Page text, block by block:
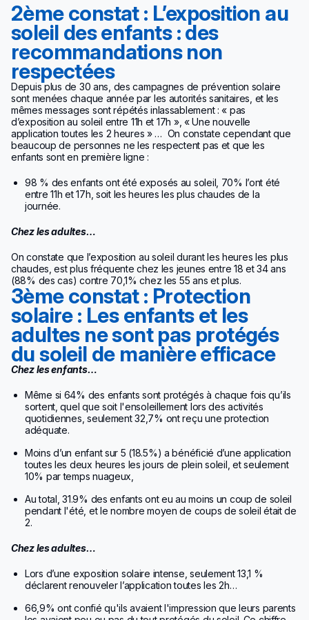
2ème constat : L’exposition au
soleil des enfants : des
recommandations non
respectées
Depuis plus de 30 ans, des campagnes de prévention solaire
sont menées chaque année par les autorités sanitaires, et les
mêmes messages sont répétés inlassablement : « pas
d’exposition au soleil entre 11h et 17h », « Une nouvelle
application toutes les 2 heures » … On constate cependant que
beaucoup de personnes ne les respectent pas et que les
enfants sont en première ligne :
98 % des enfants ont été exposés au soleil, 70% l’ont été
entre 11h et 17h, soit les heures les plus chaudes de la
journée.
Chez les adultes…
On constate que l’exposition au soleil durant les heures les plus
chaudes, est plus fréquente chez les jeunes entre 18 et 34 ans
(88% des cas) contre 70,1% chez les 55 ans et plus.
3ème constat : Protection
solaire : Les enfants et les
adultes ne sont pas protégés
du soleil de manière efficace
Chez les enfants…
Même si 64% des enfants sont protégés à chaque fois qu’ils
sortent, quel que soit l'ensoleillement lors des activités
quotidiennes, seulement 32,7% ont reçu une protection
adéquate.
Moins d’un enfant sur 5 (18.5%) a bénéficié d’une application
toutes les deux heures les jours de plein soleil, et seulement
10% par temps nuageux,
Au total, 31.9% des enfants ont eu au moins un coup de soleil
pendant l'été, et le nombre moyen de coups de soleil était de
2.
Chez les adultes…
Lors d’une exposition solaire intense, seulement 13,1 %
déclarent renouveler l’application toutes les 2h…
66,9% ont confié qu'ils avaient l'impression que leurs parents